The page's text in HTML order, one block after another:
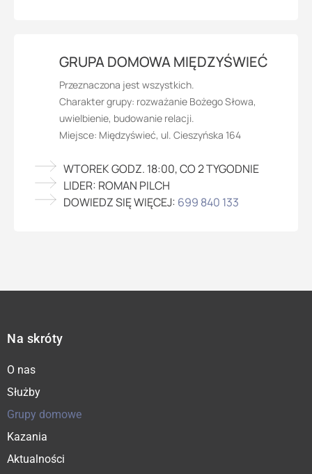
GRUPA DOMOWA MIĘDZYŚWIEĆ
Przeznaczona jest wszystkich.
Charakter grupy: rozważanie Bożego Słowa,
uwielbienie, budowanie relacji.
Miejsce: Międzyświeć, ul. Cieszyńska 164
WTOREK GODZ. 18:00, CO 2 TYGODNIE
LIDER: ROMAN PILCH
DOWIEDZ SIĘ WIĘCEJ: 699 840 133
Na skróty
O nas
Służby
Grupy domowe
Kazania
Aktualności